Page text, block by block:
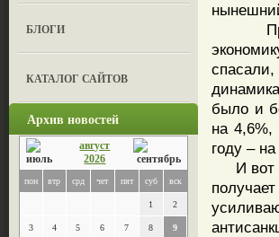
БЛОГИ
КАТАЛОГ САЙТОВ
Архив новостей
август
2026
пон втр срд чет пят суб вск
1 2
3 4 5 6 7 8 9
было и
на 4,6%,
году –
И вот